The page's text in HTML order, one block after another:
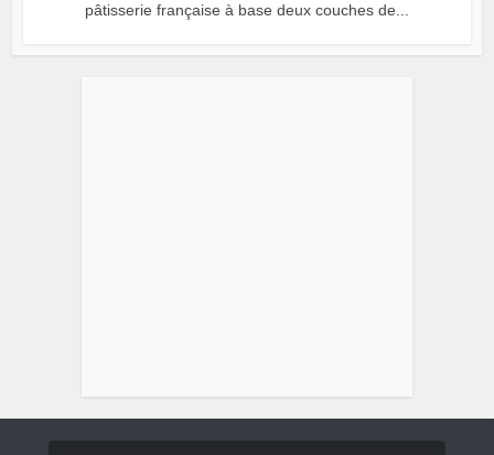
pâtisserie française à base deux couches de...